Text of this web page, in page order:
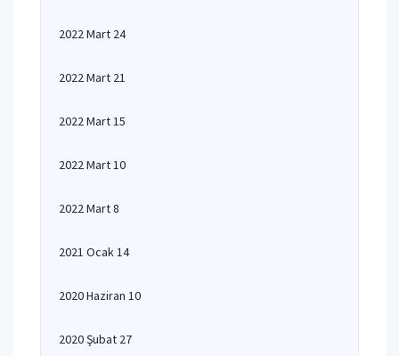
2022 Mart 24
2022 Mart 21
2022 Mart 15
2022 Mart 10
2022 Mart 8
2021 Ocak 14
2020 Haziran 10
2020 Şubat 27